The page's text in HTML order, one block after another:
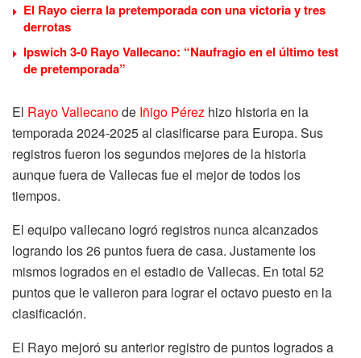
El Rayo cierra la pretemporada con una victoria y tres
derrotas
Ipswich 3-0 Rayo Vallecano: “Naufragio en el último test
de pretemporada”
El Rayo Vallecanode Iñigo Pérez hizo historia en la
temporada 2024-2025 al clasificarse para Europa. Sus
registros fueron los segundos mejores de la historia
aunque fuera de Vallecas fue el mejor de todos los
tiempos.
El equipo vallecano logró registros nunca alcanzados
logrando los 26 puntos fuera de casa. Justamente los
mismos logrados en el estadio de Vallecas. En total 52
puntos que le valieron para lograr el octavo puesto en la
clasificación.
El Rayo mejoró su anterior registro de puntos logrados a